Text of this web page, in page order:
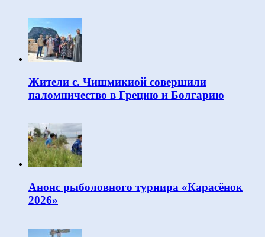
Жители с. Чишмикиой совершили
паломничество в Грецию и Болгарию
Анонс рыболовного турнира «Карасёнок
2026»